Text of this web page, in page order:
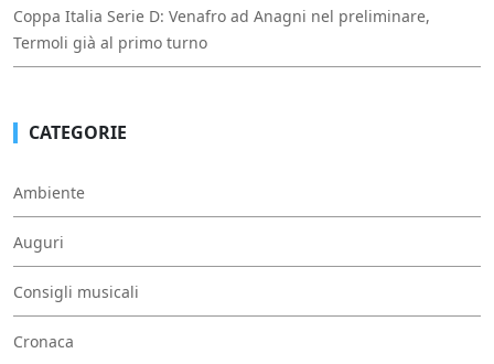
Coppa Italia Serie D: Venafro ad Anagni nel preliminare,
Termoli già al primo turno
CATEGORIE
Ambiente
Auguri
Consigli musicali
Cronaca